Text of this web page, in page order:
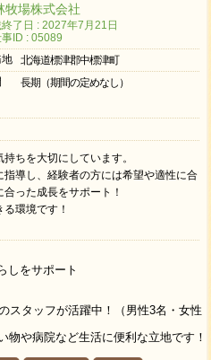
牧場株式会社
了日 : 2027年7月21日
事ID : 05089
北海道標津郡中標津町
長期（期間の定めなし）
ちを大切にしています。
導し、経験者の方には希望や適性に合
った成長をサポート！
環境です！
しをサポート
スタッフが活躍中！（男性3名・女性
物や病院など生活に便利な立地です！